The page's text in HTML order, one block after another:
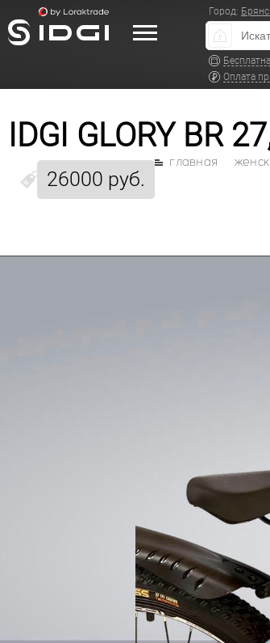
Город:
Оплата
IDGI GLORY BR
26000 руб.
главная